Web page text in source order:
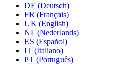
DE (Deutsch)
FR (Français)
UK (English)
NL (Nederlands)
ES (Español)
IT (Italiano)
PT (Português)